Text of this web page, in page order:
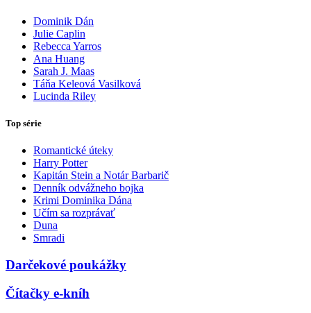
Dominik Dán
Julie Caplin
Rebecca Yarros
Ana Huang
Sarah J. Maas
Táňa Keleová Vasilková
Lucinda Riley
Top série
Romantické úteky
Harry Potter
Kapitán Stein a Notár Barbarič
Denník odvážneho bojka
Krimi Dominika Dána
Učím sa rozprávať
Duna
Smradi
Darčekové poukážky
Čítačky e-kníh